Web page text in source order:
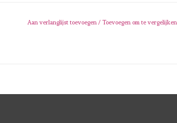
Aan verlanglijst toevoegen / Toevoegen om te vergelijken